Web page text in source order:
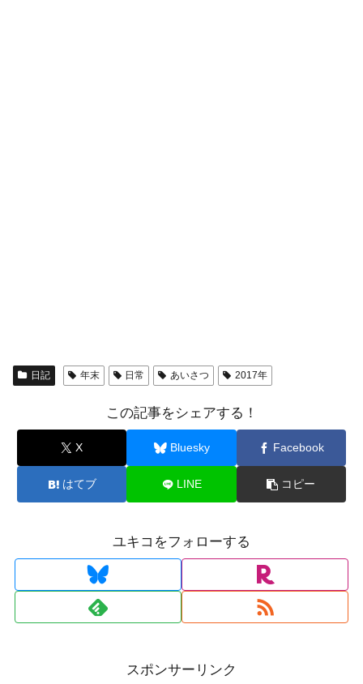
日記 年末 日常 あいさつ 2017年
この記事をシェアする！
X Bluesky Facebook
はてブ LINE コピー
ユキコをフォローする
スポンサーリンク